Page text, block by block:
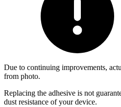
Due to continuing improvements,
from photo.
Replacing the adhesive is not
dust resistance of your device.